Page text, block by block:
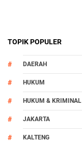
TOPIK POPULER
DAERAH
HUKUM
HUKUM & KRIMINAL
JAKARTA
KALTENG